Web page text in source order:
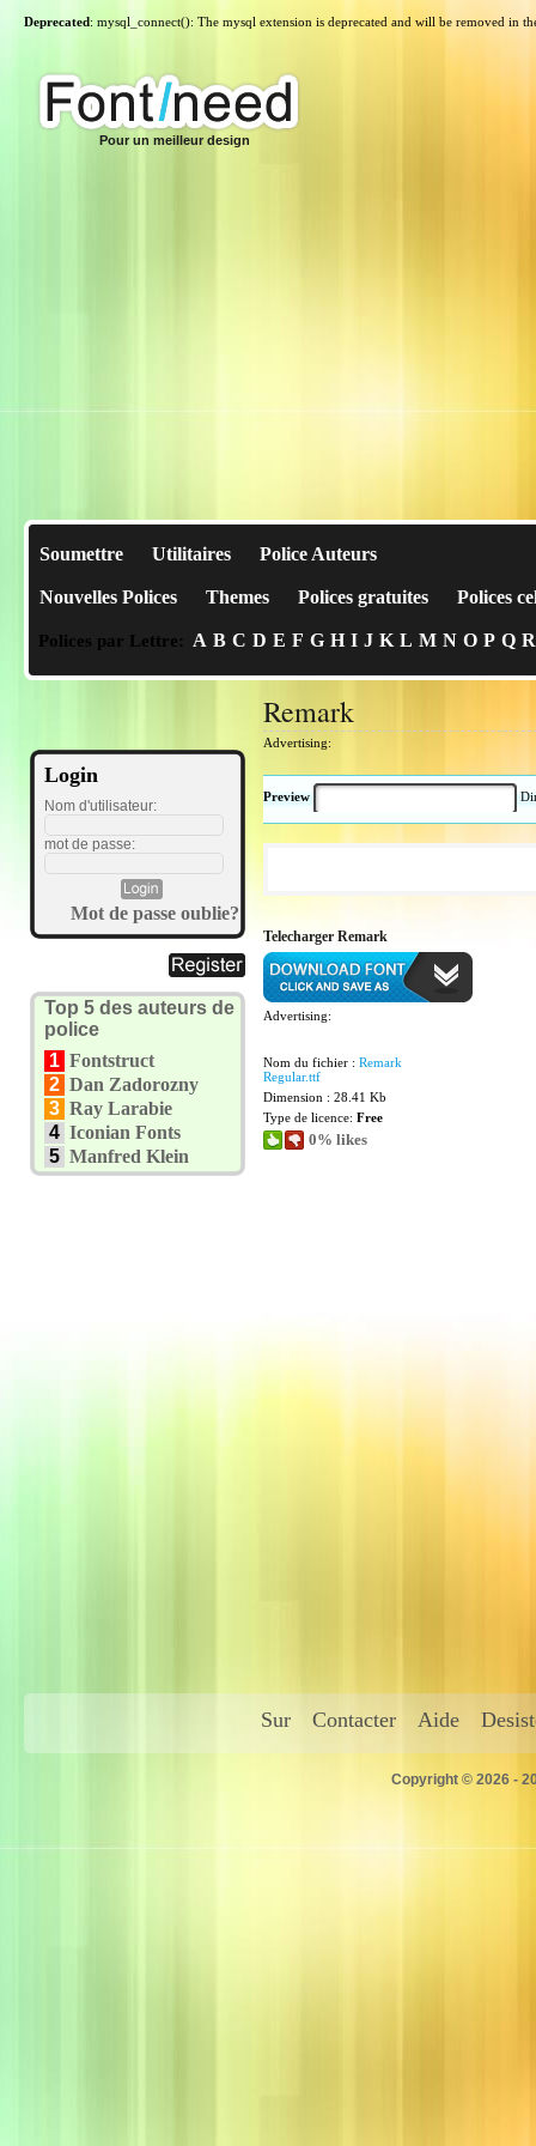
Deprecated: mysql_connect(): The mysql extension is deprecated and will be removed in
Pour un meilleur design
Soumettre Utilitaires Police Auteurs
Nouvelles Polices Themes Polices gratuites Polices
Polices par Lettre: A B C D E F G H I J K L M N O P Q R
Login
Nom d'utilisateur:
mot de passe:
Mot de passe oublie?
Top 5 des auteurs de
police
1 Fontstruct
2 Dan Zadorozny
3 Ray Larabie
4 Iconian Fonts
5 Manfred Klein
Remark
Advertising:
Preview
Telecharger Remark
Advertising:
Nom du fichier : Remark
Regular.ttf
Dimension : 28.41 Kb
Type de licence: Free
0% likes
Sur Contacter Aide
Copyright © 2026 -